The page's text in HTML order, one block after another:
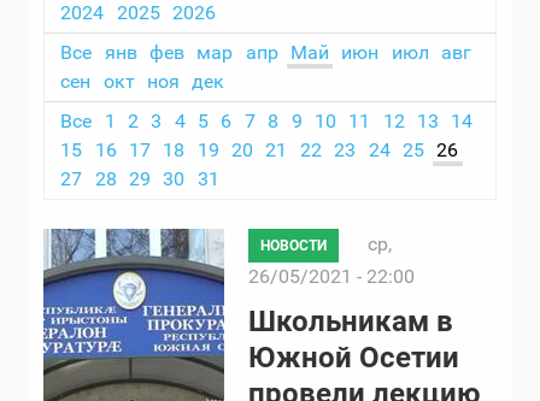
2024
2025
2026
Все янв фев мар апр Май июн июл
авг
сен
окт ноя дек
Все
1 2 3 4 5 6 7 8 9 10 11 12 13
14
15
16 17 18 19 20 21 22 23 24 25 26
27
28 29 30 31
НОВОСТИ
ср,
26/05/2021 - 22:00
Школьникам в
Южной Осетии
провели лекцию